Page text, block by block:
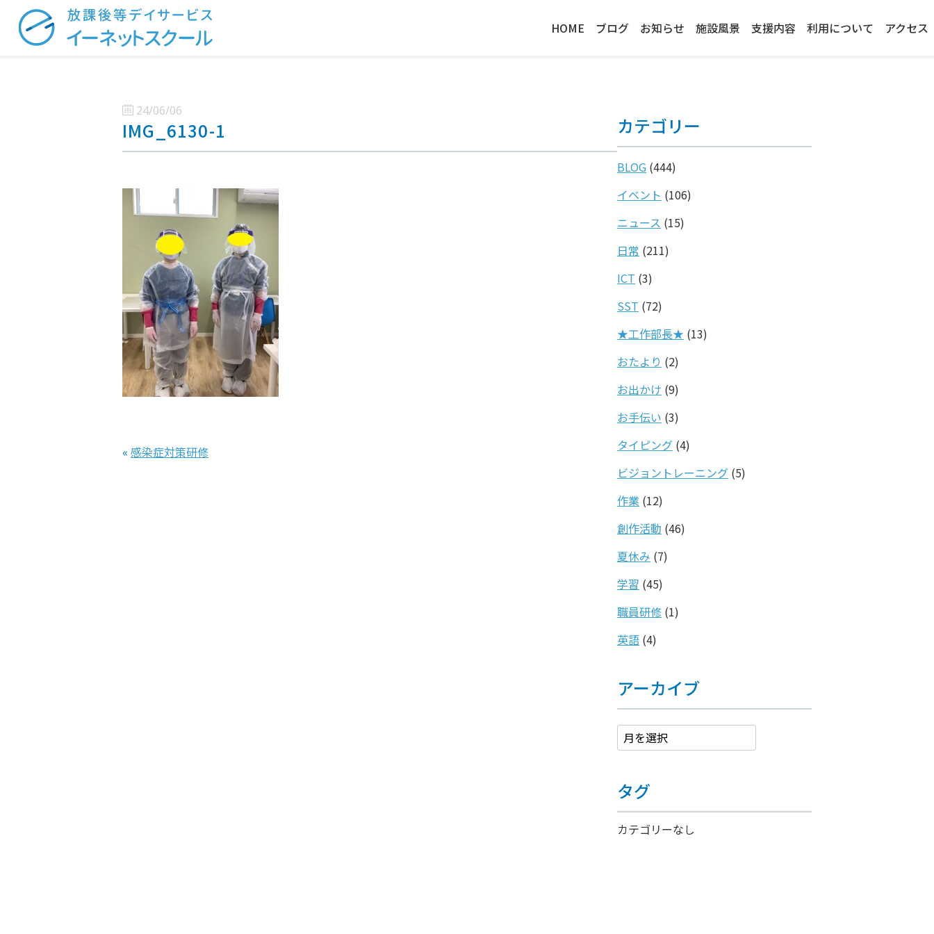
HOME ブログ お知らせ 施設風景 支援内容 利用について アクセス
24/06/06
IMG_6130-1
« 感染症対策研修
カテゴリー
BLOG (444)
イベント (106)
ニュース (15)
日常 (211)
ICT (3)
SST (72)
★工作部長★ (13)
おたより (2)
お出かけ (9)
お手伝い (3)
タイピング (4)
ビジョントレーニング (5)
作業 (12)
創作活動 (46)
夏休み (7)
学習 (45)
職員研修 (1)
英語 (4)
アーカイブ
タグ
カテゴリーなし